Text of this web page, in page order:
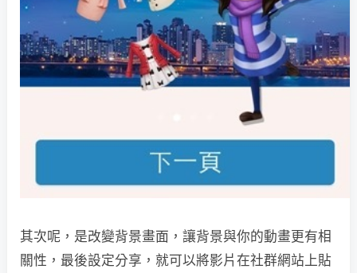
其次呢，是改變背景畫面，讓背景與你的動畫更有相
關性，最後設定分享，就可以將影片在社群網站上貼